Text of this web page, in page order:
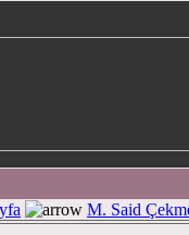
M. Said